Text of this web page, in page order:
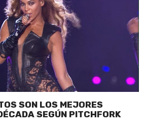
SON LOS MEJORES
SEGÚN PITCHFORK